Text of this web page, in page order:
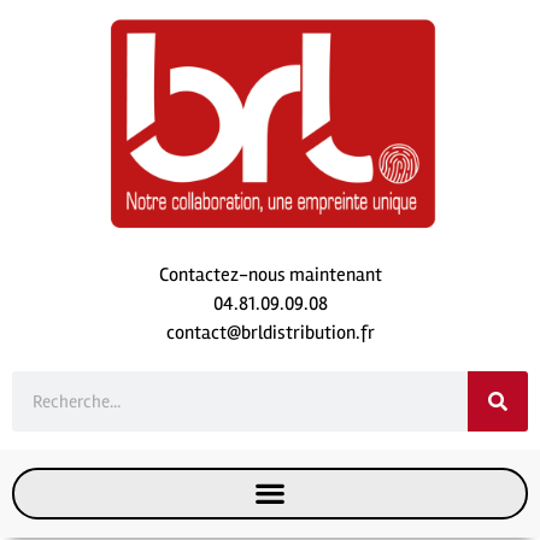
Contactez-nous maintenant
04.81.09.09.08
contact@brldistribution.fr